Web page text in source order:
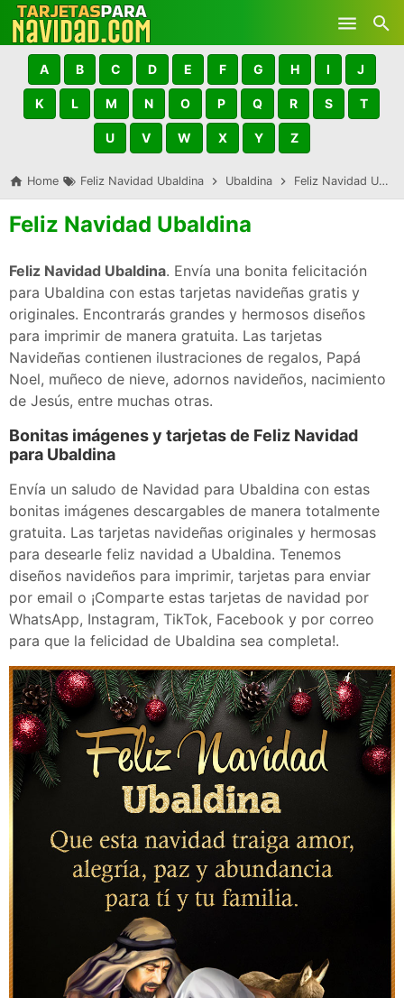
Skip to main content
A B C D E F G H I J
K L M N O P Q R S T
U V W X Y Z
Home Feliz Navidad Ubaldina Ubaldina Feliz Navidad Ubaldina
Feliz Navidad Ubaldina
Feliz Navidad Ubaldina. Envía una bonita felicitación
para Ubaldina con estas tarjetas navideñas gratis y
originales. Encontrarás grandes y hermosos diseños
para imprimir de manera gratuita. Las tarjetas
Navideñas contienen ilustraciones de regalos, Papá
Noel, muñeco de nieve, adornos navideños, nacimiento
de Jesús, entre muchas otras.
Bonitas imágenes y tarjetas de Feliz Navidad
para Ubaldina
Envía un saludo de Navidad para Ubaldina con estas
bonitas imágenes descargables de manera totalmente
gratuita. Las tarjetas navideñas originales y hermosas
para desearle feliz navidad a Ubaldina. Tenemos
diseños navideños para imprimir, tarjetas para enviar
por email o ¡Comparte estas tarjetas de navidad por
WhatsApp, Instagram, TikTok, Facebook y por correo
para que la felicidad de Ubaldina sea completa!.